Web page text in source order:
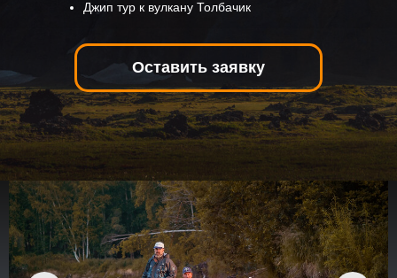
Джип тур к вулкану Толбачик
Оставить заявку